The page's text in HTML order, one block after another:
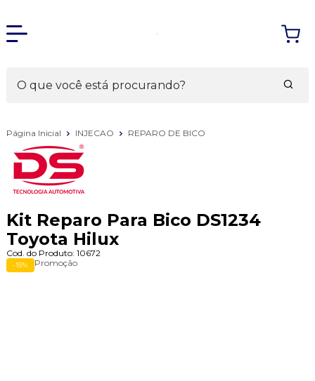
Página Inicial INJECAO REPARO DE BICO
Kit Reparo Para Bico DS1234
Toyota Hilux
Cod. do Produto: 10672
-15% Promoção